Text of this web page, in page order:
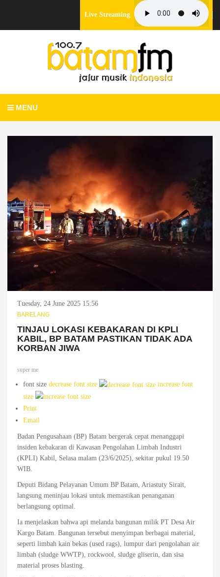
Live Streaming
MENU
Tuesday, 24 June 2025 15:56
BARELANG
TINJAU LOKASI KEBAKARAN DI KPLI
KABIL, BP BATAM PASTIKAN TIDAK ADA
KORBAN JIWA
super me
font size decrease font size
increase font
size
Print
Email
Badan Pengusahaan (BP) Batam bergerak cepat menanggapi
insiden kebakaran di Kawasan Pengolahan Limbah Industri
(KPLI) Kabil, Selasa malam (23/6/2025), sekitar pukul 19.50
WIB.
Deputi Bidang Pelayanan Umum BP Batam, Ariastuty Sirait,
langsung meninjau lokasi untuk memastikan penanganan
berlangsung optimal.
Ia menjelaskan bahwa api melanda bangunan milik PT Desa Air
Kargo Batam. Bangunan tersebut menyimpan berbagai material,
seperti limbah kain bekas (used rags), lumpur dari pengolahan air
limbah (sludge WWTP), rockwool, sludge gliserin, dan sisa
material proses blasting.